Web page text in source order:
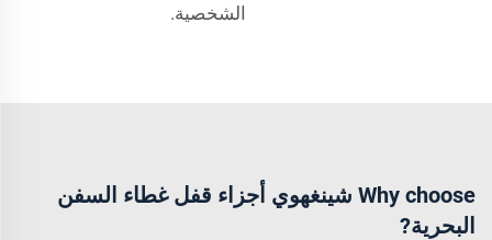
الشخصية.
Why choose شينغهوي أجزاء قفل غطاء السفن
البحرية?